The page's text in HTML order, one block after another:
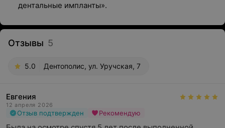
дентальные импланты».
Отзывы 5
5.0 Дентополис, ул. Уручская, 7
Евгения
12 апреля 2026
Отзыв подтвержден Рекомендую